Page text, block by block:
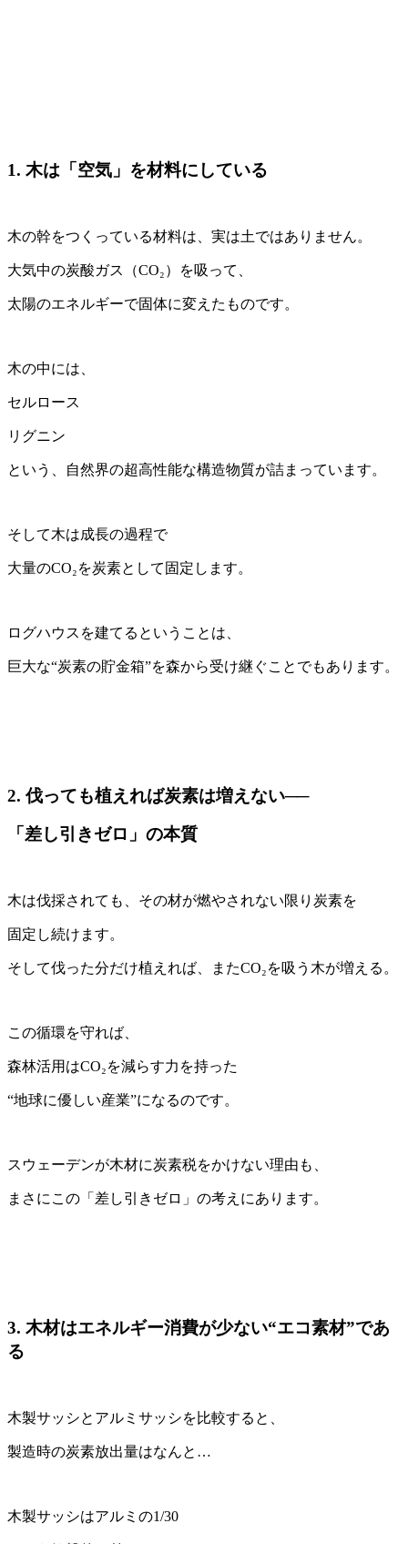
1. 木は「空気」を材料にしている
木の幹をつくっている材料は、実は土ではありません。
大気中の炭酸ガス（CO₂）を吸って、
太陽のエネルギーで固体に変えたものです。
木の中には、
セルロース
リグニン
という、自然界の超高性能な構造物質が詰まっています。
そして木は成長の過程で
大量のCO₂を炭素として固定します。
ログハウスを建てるということは、
巨大な“炭素の貯金箱”を森から受け継ぐことでもあります。
2. 伐っても植えれば炭素は増えない──
「差し引きゼロ」の本質
木は伐採されても、その材が燃やされない限り炭素を
固定し続けます。
そして伐った分だけ植えれば、またCO₂を吸う木が増える。
この循環を守れば、
森林活用はCO₂を減らす力を持った
“地球に優しい産業”になるのです。
スウェーデンが木材に炭素税をかけない理由も、
まさにこの「差し引きゼロ」の考えにあります。
3. 木材はエネルギー消費が少ない“エコ素材”であ
る
木製サッシとアルミサッシを比較すると、
製造時の炭素放出量はなんと…
木製サッシはアルミの1/30